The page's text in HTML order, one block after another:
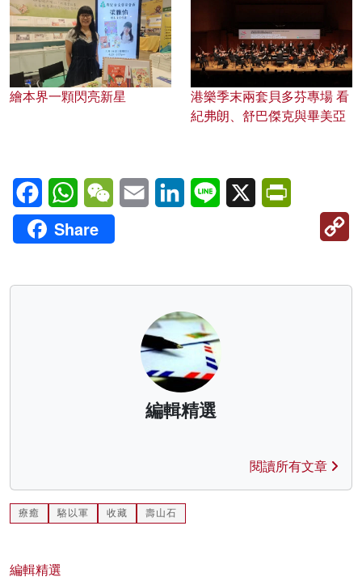
繪本界一顆閃亮新星
港樂季末兩套貝多芬專場 看
紀弗朗、舒巴傑克與畢美亞
FacebookWhatsAppWeChatEmail LinkedInLine X
Share
編輯精選
閱讀所有文章
療癒 駱以軍 收藏 壽山石
編輯精選